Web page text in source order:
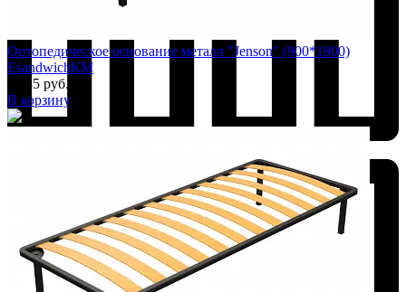
Ортопедическое основание металл "Jenson" (900*1900)
EsandwichКМ
4 985 руб.
В корзину